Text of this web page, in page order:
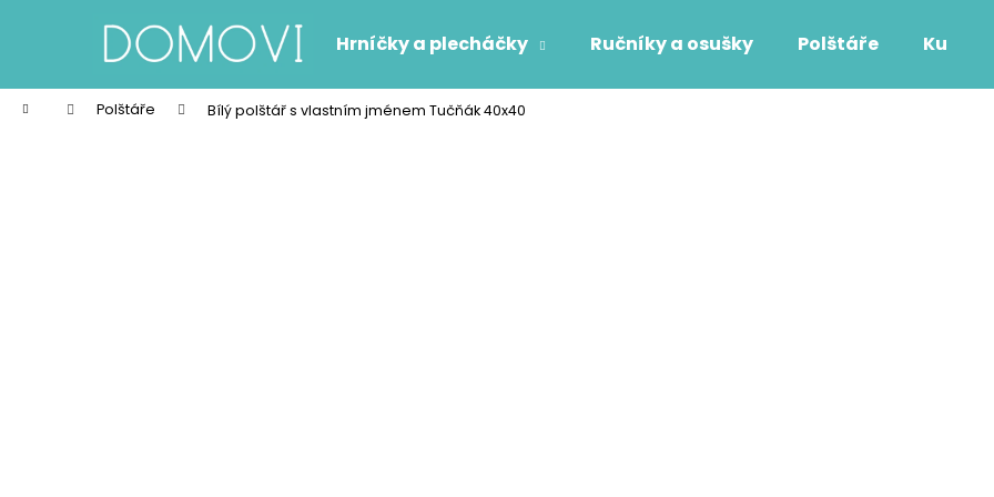
Hrníčky a plecháčky Ručníky a osušky Polštáře
Domů Polštáře Bílý polštář s vlastním jménem Tučňák 40x40
í
Zpět
do
obchodu
Zpět
do
obchodu
Co potřebujete najít?